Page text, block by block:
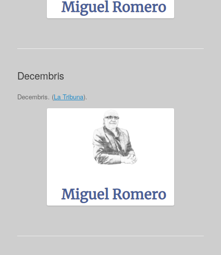
Decembris
Decembris. (La Tribuna).